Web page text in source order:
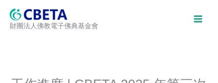
財團法人佛教電子佛典基金會